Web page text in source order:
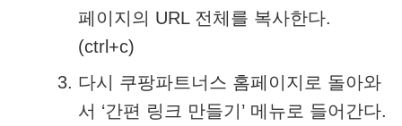
페이지의 URL 전체를 복사한다.
(ctrl+c)
다시 쿠팡파트너스 홈페이지로 돌아와
서 ‘간편 링크 만들기’ 메뉴로 들어간다.